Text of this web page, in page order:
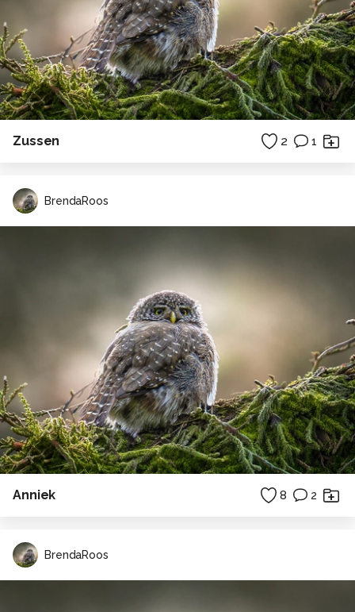
Zussen 2 1
BrendaRoos
Anniek 8 2
BrendaRoos